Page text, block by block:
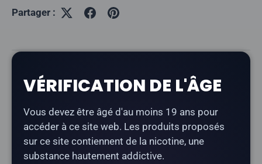
Partager :
Description
sous forme de sel, au goût prononcé et rafraîchissant
de pomme verte.
Type de produit :E-liquide à base de nicotine
VÉRIFICATION DE L'ÂGE
Vous devez être âgé d'au moins 19 ans pour
accéder à ce site web. Les produits proposés
sur ce site contiennent de la nicotine, une
substance hautement addictive.